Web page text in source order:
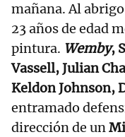
mañana. Al
23 años de edad
pintura. Wemby,
Vassell, Julian
Keldon Johnson,
entramado
dirección de un